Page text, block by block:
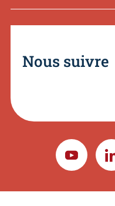
Nous suivre
YOUTUBE